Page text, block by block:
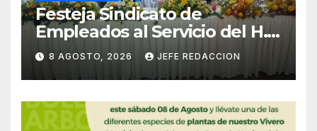
Festeja Sindicato de
Empleados al Servicio del H.
Ayuntamiento de LZC Día del
Empleado Municipal
8 AGOSTO, 2026 JEFE REDACCION